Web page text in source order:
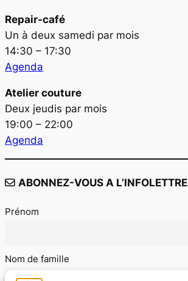
Repair-café
Un à deux samedi par mois
14:30 – 17:30
Agenda
Atelier couture
Deux jeudis par mois
19:00 – 22:00
Agenda
ABONNEZ-VOUS A L’INFOLETTRE
Prénom
Nom de famille